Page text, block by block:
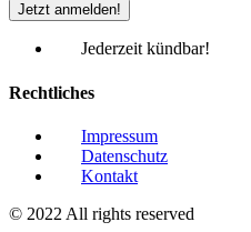
Jetzt anmelden!
Jederzeit kündbar!
Rechtliches
Impressum
Datenschutz
Kontakt
© 2022 All rights reserved